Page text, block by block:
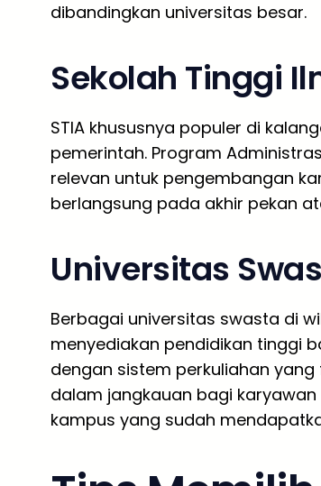
dibandingkan universitas besar.
Sekolah Tinggi
STIA khususnya populer di
pemerintah. Program
relevan untuk pengembangan
berlangsung pada akhir pekan
Universitas
Berbagai universitas swasta di
menyediakan pendidikan tinggi
dengan sistem perkuliahan
dalam jangkauan bagi
kampus yang sudah